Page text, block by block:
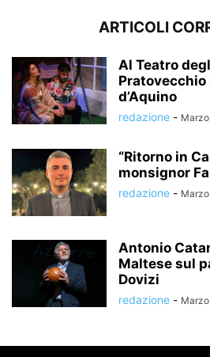
ARTICOLI
Al Teatro
Pratovecchio
d’Aquino
redazione -
“Ritorno in
monsignor
redazione -
Antonio
Maltese sul
Dovizi
redazione -